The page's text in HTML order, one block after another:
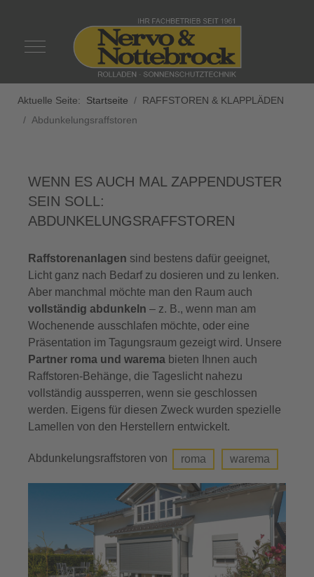
Mobile Menu Toggle
Aktuelle Seite: Startseite
RAFFSTOREN & KLAPPLÄDEN
Abdunkelungsraffstoren
WENN ES AUCH MAL ZAPPENDUSTER
SEIN SOLL:
ABDUNKELUNGSRAFFSTOREN
Raffstorenanlagen sind bestens dafür geeignet,
Licht ganz nach Bedarf zu dosieren und zu lenken.
Aber manchmal möchte man den Raum auch
vollständig abdunkeln – z. B., wenn man am
Wochenende ausschlafen möchte, oder eine
Präsentation im Tagungsraum gezeigt wird. Unsere
Partner roma und warema bieten Ihnen auch
Raffstoren-Behänge, die Tageslicht nahezu
vollständig aussperren, wenn sie geschlossen
werden. Eigens für diesen Zweck wurden spezielle
Lamellen von den Herstellern entwickelt.
Abdunkelungsraffstoren von roma warema